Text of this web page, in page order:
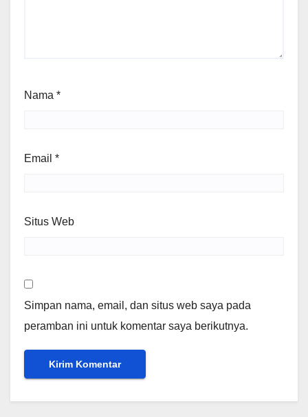
Nama *
Email *
Situs Web
Simpan nama, email, dan situs web saya pada
peramban ini untuk komentar saya berikutnya.